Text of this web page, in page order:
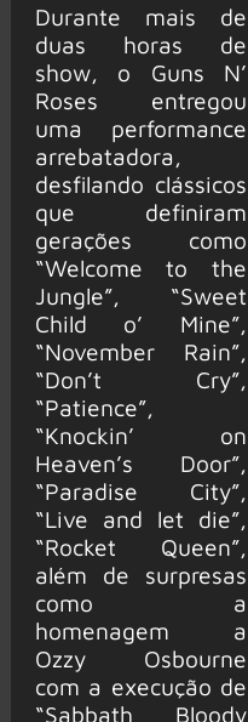
Durante mais de
duas horas de
show, o Guns N’
Roses entregou
uma performance
arrebatadora,
desfilando clássicos
que definiram
gerações como
“Welcome to the
Jungle”, “Sweet
Child o’ Mine”,
“November Rain”,
“Don’t Cry”,
“Patience”,
“Knockin’ on
Heaven’s Door”,
“Paradise City”,
“Live and let die”,
“Rocket Queen”,
além de surpresas
como a
homenagem a
Ozzy Osbourne
com a execução de
“Sabbath Bloody